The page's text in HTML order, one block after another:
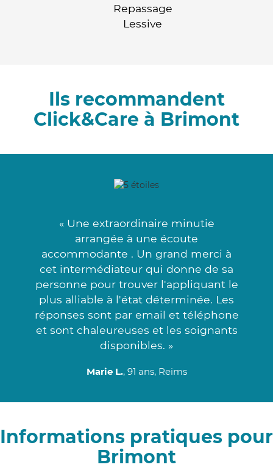
Repassage
Lessive
Ils recommandent
Click&Care à Brimont
« Une extraordinaire minutie
arrangée à une écoute
accommodante . Un grand merci à
cet intermédiateur qui donne de sa
personne pour trouver l'appliquant le
plus alliable à l'état déterminée. Les
réponses sont par email et téléphone
et sont chaleureuses et les soignants
disponibles. »
Marie L., 91 ans, Reims
Informations pratiques pour
Brimont